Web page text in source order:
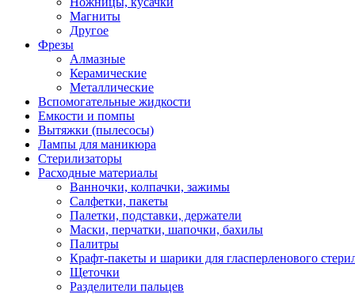
Магниты
Другое
Фрезы
Алмазные
Керамические
Металлические
Вспомогательные жидкости
Емкости и помпы
Вытяжки (пылесосы)
Лампы для маникюра
Стерилизаторы
Расходные материалы
Ванночки, колпачки, зажимы
Салфетки, пакеты
Палетки, подставки, держатели
Маски, перчатки, шапочки, бахилы
Палитры
Крафт-пакеты и шарики для гласперленового
Щеточки
Разделители пальцев